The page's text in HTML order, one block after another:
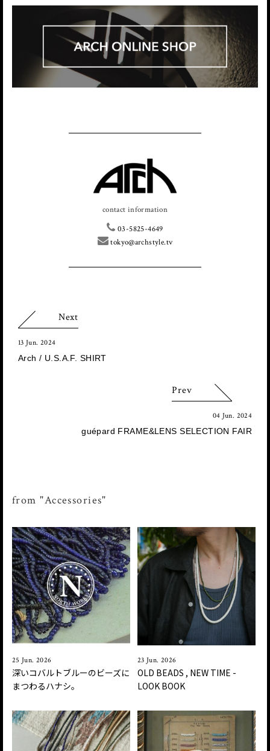
contact information
03-5825-4649
tokyo@archstyle.tv
Next
13 Jun. 2024
Arch / U.S.A.F. SHIRT
Prev
04 Jun. 2024
guépard FRAME&LENS SELECTION FAIR
from "Accessories"
25 Jun. 2026
深いコバルトブルーのビーズに
まつわるハナシ。
23 Jun. 2026
OLD BEADS , NEW TIME -
LOOK BOOK